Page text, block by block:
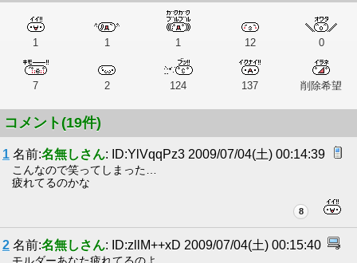
1 1 1 12 0
7 2 124 137 削除希望
コメント(19件)
1 名前:名無しさん: ID:YlVqqPz3 2009/07/04(土) 00:14:39
こんなので笑ってしまった…
疲れてるのかな
8
2 名前:名無しさん: ID:zllM++xD 2009/07/04(土) 00:15:40
モルダーあなた疲れてるのよ